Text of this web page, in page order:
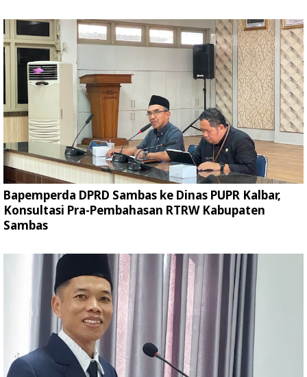
Bapemperda DPRD Sambas ke Dinas PUPR Kalbar,
Konsultasi Pra-Pembahasan RTRW Kabupaten
Sambas